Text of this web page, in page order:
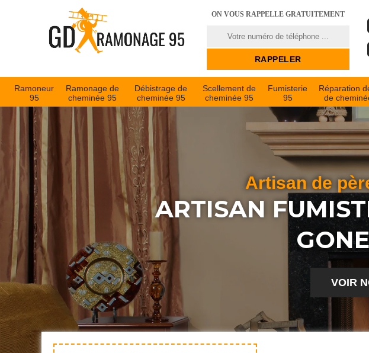
ON VOUS RAPPELLE GRATUITEMENT
Ramoneur
95
Ramonage de
cheminée 95
Débistrage de
cheminée 95
Scellement de
cheminée 95
Fumisterie
95
Réparation
de
Artisan de
ARTISAN
VOIR